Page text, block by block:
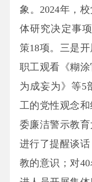
象。2024年，
体研究决定事
策18项。三是
职工观看《糊
为成妄为》等5
工的党性观念
委廉洁警示教
进行了提醒谈
教的意识；对